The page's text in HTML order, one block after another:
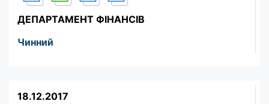
ДЕПАРТАМЕНТ ФІНАНСІВ
Чинний
18.12.2017